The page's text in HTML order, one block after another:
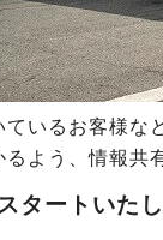
いるお客様な
よう、情報共
タートいたし